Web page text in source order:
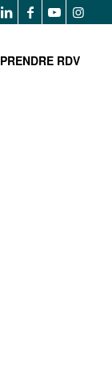
PRENDRE RDV